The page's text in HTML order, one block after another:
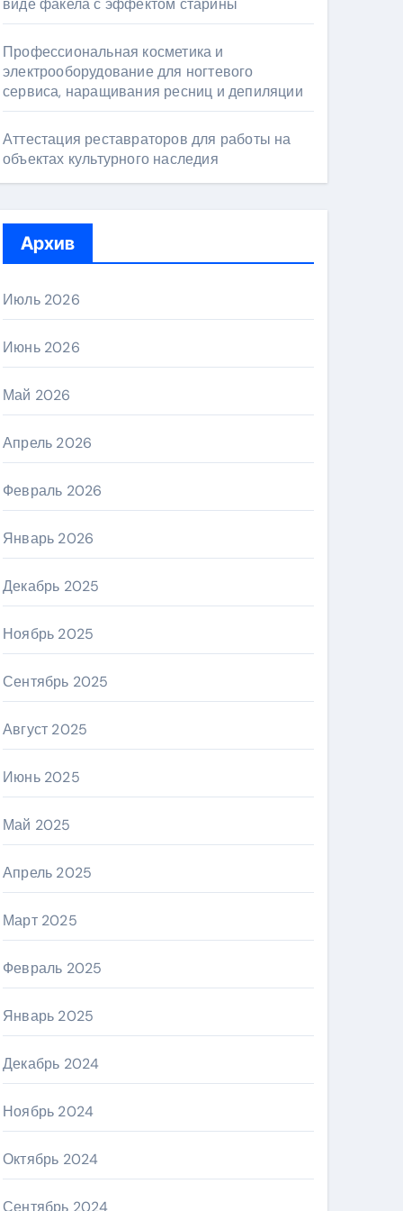
виде факела с эффектом старины
Профессиональная косметика и
электрооборудование для ногтевого
сервиса, наращивания ресниц и депиляции
Аттестация реставраторов для работы на
объектах культурного наследия
Архив
Июль 2026
Июнь 2026
Май 2026
Апрель 2026
Февраль 2026
Январь 2026
Декабрь 2025
Ноябрь 2025
Сентябрь 2025
Август 2025
Июнь 2025
Май 2025
Апрель 2025
Март 2025
Февраль 2025
Январь 2025
Декабрь 2024
Ноябрь 2024
Октябрь 2024
Сентябрь 2024